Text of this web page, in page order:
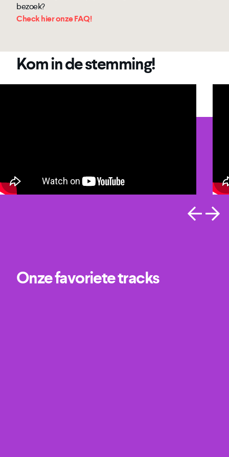
bezoek?
Check hier onze FAQ!
Kom in de stemming!
Onze favoriete tracks